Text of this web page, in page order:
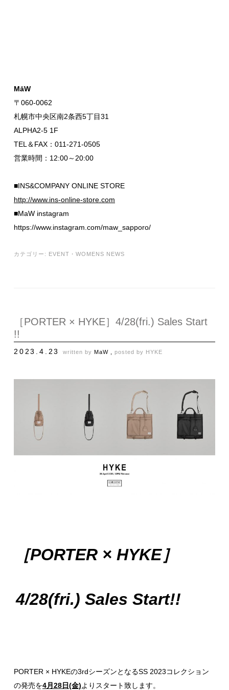
MāW
〒060-0062
札幌市中央区南2条西5丁目31
ALPHA2-5 1F
TEL＆FAX：011-271-0505
営業時間：12:00～20:00
■INS&COMPANY ONLINE STORE
http://www.ins-online-store.com
■MaW instagram
https://www.instagram.com/maw_sapporo/
カテゴリー: EVENT ・ WOMENS NEWS
［PORTER × HYKE］4/28(fri.) Sales Start
!!
2023.4.23 written by MaW , posted by HYKE
［PORTER × HYKE］
4/28(fri.) Sales Start!!
PORTER × HYKEの3rdシーズンとなるSS 2023コレクション
の発売を4月28日(金)よりスタート致します。